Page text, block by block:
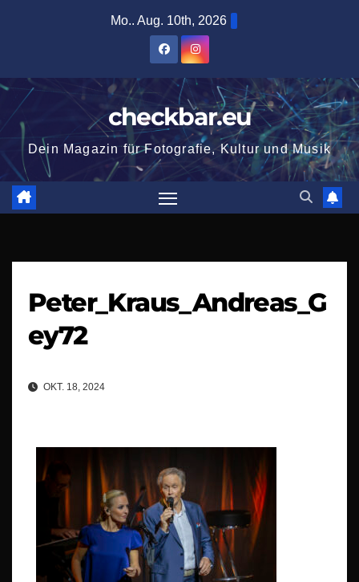
Mo.. Aug. 10th, 2026
checkbar.eu
Dein Magazin für Fotografie, Kultur und Musik
Peter_Kraus_Andreas_G
ey72
OKT. 18, 2024